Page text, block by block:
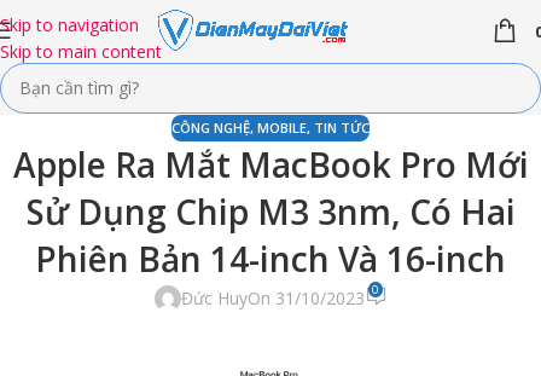
Skip to navigation
Skip to main content
CÔNG NGHỆ, MOBILE, TIN TỨC
Apple Ra Mắt MacBook Pro Mới
Sử Dụng Chip M3 3nm, Có Hai
Phiên Bản 14-inch Và 16-inch
Đức HuyOn 31/10/2023 0